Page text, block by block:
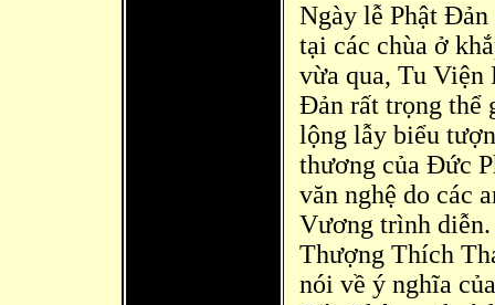
Ngày lễ Phật Đ
tại các chùa ở
vừa qua, Tu Viện
Đản rất trọng thể
lộng lẫy biểu
thương của Đức
văn nghệ do các
Vương trình
Thượng Thích
nói về ý nghĩa